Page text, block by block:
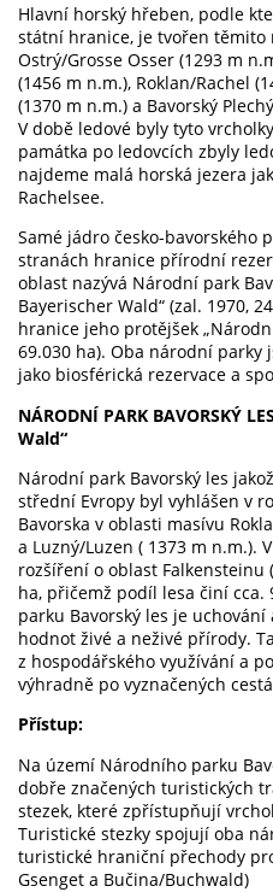
Hlavní horský hřeben, podle
státní hranice, je tvořen těmito
Ostrý/Grosse Osser (1293 m
(1456 m n.m.), Roklan/Rachel
(1370 m n.m.) a Bavorský
V době ledové byly tyto
památka po ledovcích zbyly
najdeme malá horská jezera
Rachelsee.
Samé jádro česko-bavorského
stranách hranice přírodní
oblast nazývá Národní park
Bayerischer Wald“ (zal. 1970,
hranice jeho protějšek
69.030 ha). Oba národní parky
jako biosférická rezervace a
NÁRODNÍ PARK BAVORSKÝ
Wald“
Národní park Bavorský les
střední Evropy byl vyhlášen v
Bavorska v oblasti masívu
a Luzný/Luzen ( 1373 m n.m.).
rozšíření o oblast Falkensteinu
ha, přičemž podíl lesa činí cca.
parku Bavorský les je
hodnot živé a neživé přírody.
z hospodářského využívání a
výhradně po vyznačených
Přístup:
Na území Národního parku
dobře značených turistických
stezek, které zpřístupňují
Turistické stezky spojují oba
turistické hraniční přechody
Gsenget a Bučina/Buchwald)